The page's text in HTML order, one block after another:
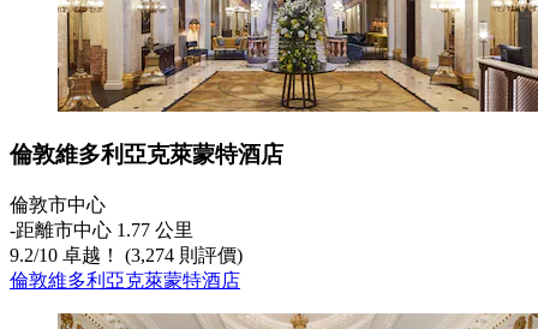
倫敦維多利亞克萊蒙特酒店
倫敦市中心
‐距離市中心 1.77 公里
9.2/10 卓越！ (3,274 則評價)
倫敦維多利亞克萊蒙特酒店